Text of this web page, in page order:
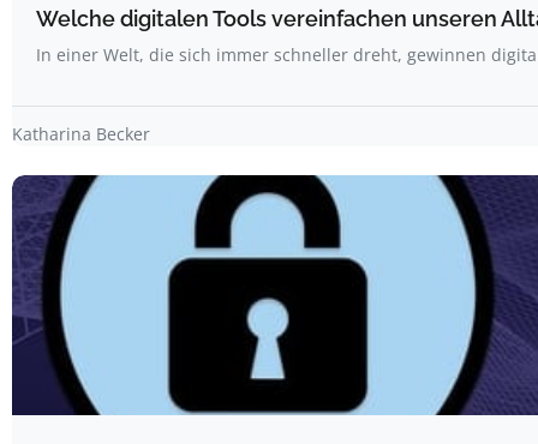
Welche digitalen Tools vereinfachen unseren
In einer Welt, die sich immer schneller dreht, gewinnen
Katharina Becker